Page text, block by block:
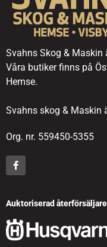
Svahns Skog & Maskin
Våra butiker finns på
Hemse.
Svahns skog & Maskin
Org. nr. 559450-5355
Auktoriserad